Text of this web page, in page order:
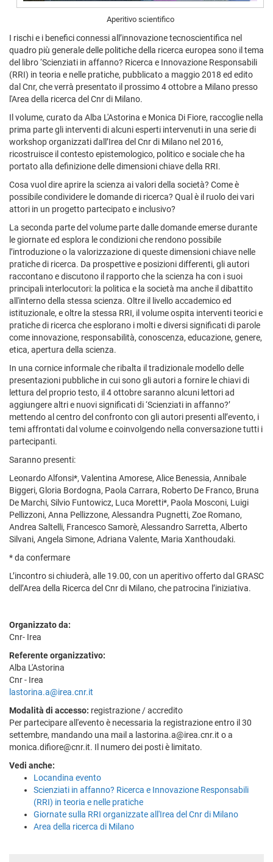
Aperitivo scientifico
I rischi e i benefici connessi all’innovazione tecnoscientifica nel
quadro più generale delle politiche della ricerca europea sono il tema
del libro ‘Scienziati in affanno? Ricerca e Innovazione Responsabili
(RRI) in teoria e nelle pratiche, pubblicato a maggio 2018 ed edito
dal Cnr, che verrà presentato il prossimo 4 ottobre a Milano presso
l'Area della ricerca del Cnr di Milano.
Il volume, curato da Alba L'Astorina e Monica Di Fiore, raccoglie nella
prima parte gli interventi di alcuni esperti intervenuti in una serie di
workshop organizzati dall’Irea del Cnr di Milano nel 2016,
ricostruisce il contesto epistemologico, politico e sociale che ha
portato alla definizione delle dimensioni chiave della RRI.
Cosa vuol dire aprire la scienza ai valori della società? Come è
possibile condividere le domande di ricerca? Qual è il ruolo dei vari
attori in un progetto partecipato e inclusivo?
La seconda parte del volume parte dalle domande emerse durante
le giornate ed esplora le condizioni che rendono possibile
l’introduzione o la valorizzazione di queste dimensioni chiave nelle
pratiche di ricerca. Da prospettive e posizioni differenti, gli autori
raccontano e discutono il rapporto che la scienza ha con i suoi
principali interlocutori: la politica e la società ma anche il dibattito
all'interno della stessa scienza. Oltre il livello accademico ed
istituzionale, e oltre la stessa RRI, il volume ospita interventi teorici e
pratiche di ricerca che esplorano i molti e diversi significati di parole
come innovazione, responsabilità, conoscenza, educazione, genere,
etica, apertura della scienza.
In una cornice informale che ribalta il tradizionale modello delle
presentazioni pubbliche in cui sono gli autori a fornire le chiavi di
lettura del proprio testo, il 4 ottobre saranno alcuni lettori ad
aggiungere altri e nuovi significati di ‘Scienziati in affanno?’
mettendo al centro del confronto con gli autori presenti all’evento, i
temi affrontati dal volume e coinvolgendo nella conversazione tutti i
partecipanti.
Saranno presenti:
Leonardo Alfonsi*, Valentina Amorese, Alice Benessia, Annibale
Biggeri, Gloria Bordogna, Paola Carrara, Roberto De Franco, Bruna
De Marchi, Silvio Funtowicz, Luca Moretti*, Paola Mosconi, Luigi
Pellizzoni, Anna Pellizzone, Alessandra Pugnetti, Zoe Romano,
Andrea Saltelli, Francesco Samorè, Alessandro Sarretta, Alberto
Silvani, Angela Simone, Adriana Valente, Maria Xanthoudaki.
* da confermare
L’incontro si chiuderà, alle 19.00, con un aperitivo offerto dal GRASC
dell’Area della Ricerca del Cnr di Milano, che patrocina l’iniziativa.
Organizzato da:
Cnr- Irea
Referente organizzativo:
Alba L'Astorina
Cnr - Irea
lastorina.a@irea.cnr.it
Modalità di accesso: registrazione / accredito
Per partecipare all'evento è necessaria la registrazione entro il 30
settembre, mandando una mail a lastorina.a@irea.cnr.it o a
monica.difiore@cnr.it. Il numero dei posti è limitato.
Vedi anche:
Locandina evento
Scienziati in affanno? Ricerca e Innovazione Responsabili
(RRI) in teoria e nelle pratiche
Giornate sulla RRI organizzate all'Irea del Cnr di Milano
Area della ricerca di Milano